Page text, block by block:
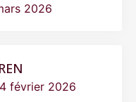
2026
février 2026